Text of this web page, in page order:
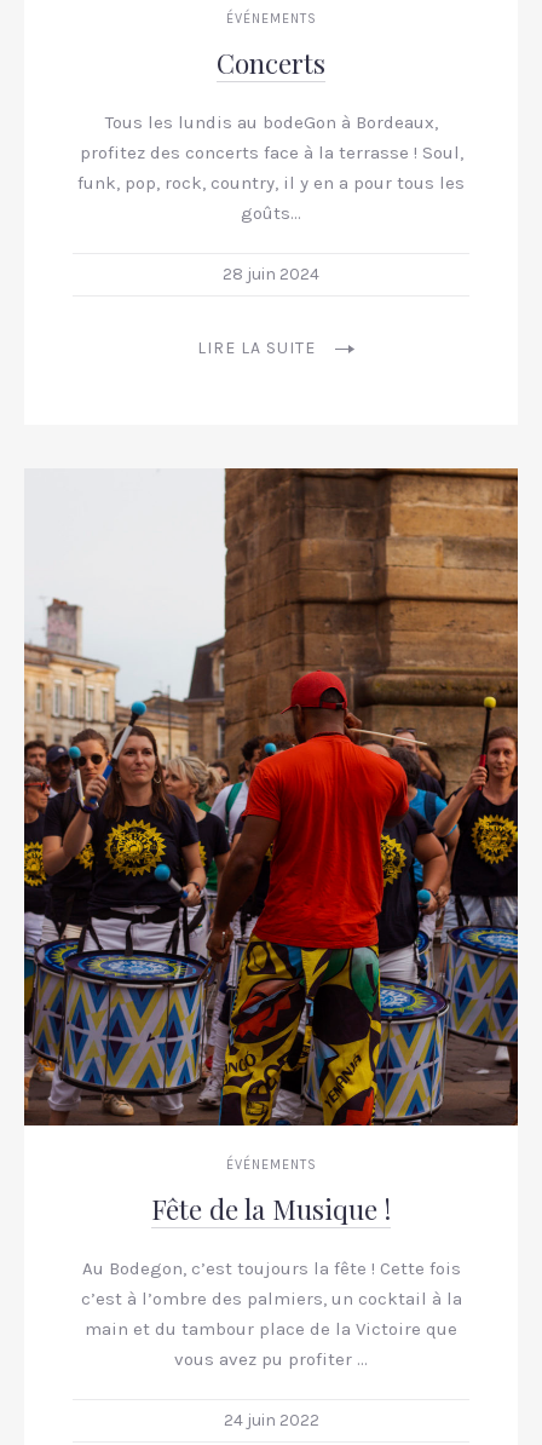
ÉVÉNEMENTS
Concerts
Tous les lundis au bodeGon à Bordeaux,
profitez des concerts face à la terrasse ! Soul,
funk, pop, rock, country, il y en a pour tous les
goûts…
28 juin 2024
LIRE LA SUITE
ÉVÉNEMENTS
Fête de la Musique !
Au Bodegon, c’est toujours la fête ! Cette fois
c’est à l’ombre des palmiers, un cocktail à la
main et du tambour place de la Victoire que
vous avez pu profiter …
24 juin 2022